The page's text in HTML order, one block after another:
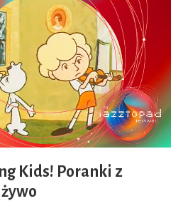
Kids! Poranki z